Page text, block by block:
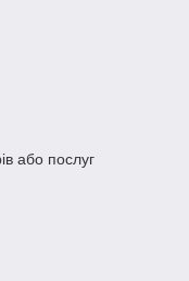
або послуг